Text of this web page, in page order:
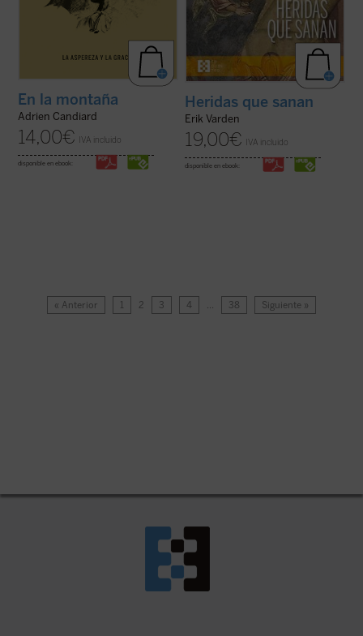
En la montaña
Adrien Candiard
14,00€ IVA incluido
disponible en ebook:
Heridas que sanan
Erik Varden
19,00€ IVA incluido
disponible en ebook:
« Anterior 1 2 3 4 … 38 Siguiente »